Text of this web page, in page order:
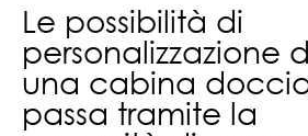
Le possibilità di
personalizzazione
una cabina
passa tramite la